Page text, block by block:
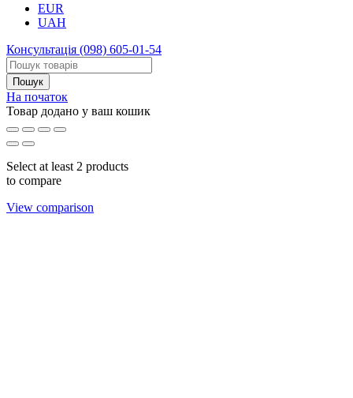
EUR
UAH
Консультація (098) 605-01-54
На початок
Товар додано у ваш кошик
Select at least 2 products
to compare
View comparison